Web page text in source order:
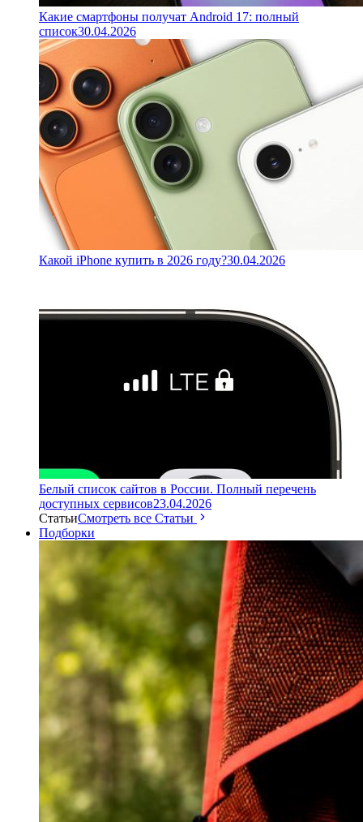
Какие смартфоны получат Android 17: полный
список30.04.2026
Какой iPhone купить в 2026 году?30.04.2026
Белый список сайтов в России. Полный перечень
доступных сервисов23.04.2026
СтатьиСмотреть все Статьи
Подборки